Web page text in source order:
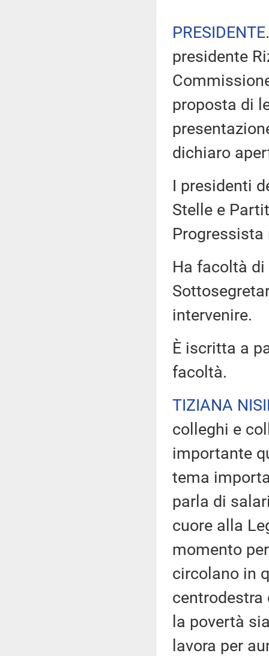
PRESIDENTE
presidente
proposta di
dichiaro
I presidenti
Stelle e
Ha facoltà di
intervenire.
È iscritta a
facoltà.
TIZIANA
colleghi e
importante
tema
parla di
cuore alla
momento
circolano in
centrodestra
la povertà
lavora per